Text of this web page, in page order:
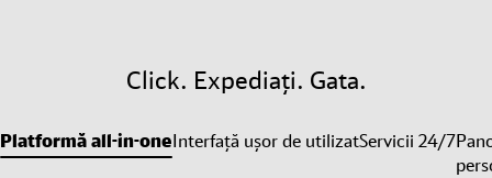
Click. Expediați. Gata.
Platformă all-in-oneInterfață ușor de utilizatServicii 24/7